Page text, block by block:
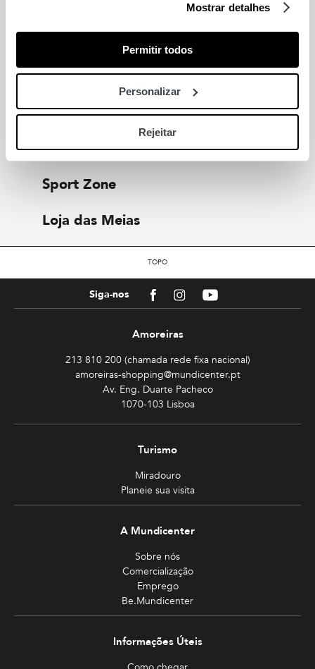
Mostrar detalhes
Permitir todos
Personalizar
Rejeitar
Também para si
IUMAN-Intimissimi Uomo
Yellow Metric
Sport Zone
Loja das Meias
TOPO
Siga-nos FacebookInstagramYoutube
Amoreiras
213 810 200 (chamada rede fixa nacional)
amoreiras-shopping@mundicenter.pt
Av. Eng. Duarte Pacheco
1070-103 Lisboa
Turismo
Miradouro
Planeie sua visita
A Mundicenter
Sobre nós
Comercialização
Emprego
Be.Mundicenter
Informações Úteis